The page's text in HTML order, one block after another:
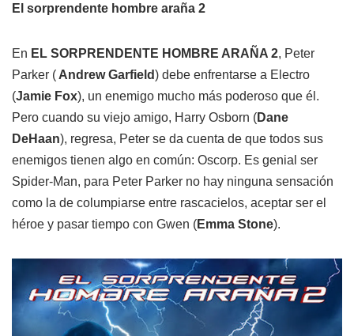
El sorprendente hombre araña 2
En EL SORPRENDENTE HOMBRE ARAÑA 2, Peter
Parker ( Andrew Garfield) debe enfrentarse a Electro
(Jamie Fox), un enemigo mucho más poderoso que él.
Pero cuando su viejo amigo, Harry Osborn (Dane
DeHaan), regresa, Peter se da cuenta de que todos sus
enemigos tienen algo en común: Oscorp. Es genial ser
Spider-Man, para Peter Parker no hay ninguna sensación
como la de columpiarse entre rascacielos, aceptar ser el
héroe y pasar tiempo con Gwen (Emma Stone).